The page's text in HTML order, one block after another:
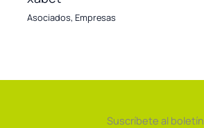
Asociados,Empresas
Suscríbete al boletín